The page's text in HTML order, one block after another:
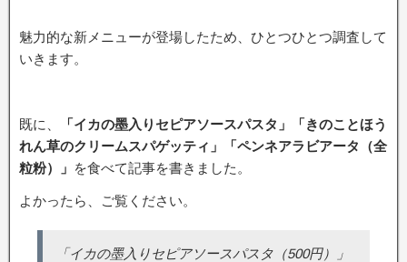
魅力的な新メニューが登場したため、ひとつひとつ調査して
いきます。
既に、
「イカの墨入りセピアソースパスタ」「きのことほう
れん草のクリームスパゲッティ」「ペンネアラビアータ（全
粒粉）」 を食べて記事を書きました。
よかったら、ご覧ください。
「イカの墨入りセピアソースパスタ（500円）」